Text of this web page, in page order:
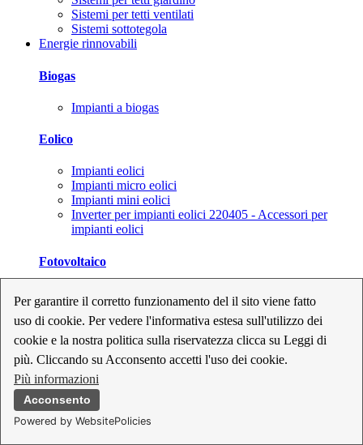
Per garantire il corretto funzionamento del il sito viene fatto
uso di cookie. Per vedere l'informativa estesa sull'utilizzo dei
cookie e la nostra politica sulla riservatezza clicca su Leggi di
più. Cliccando su Acconsento accetti l'uso dei cookie.
Più informazioni
Acconsento
Powered by WebsitePolicies
Sistemi per tetti ventilati
Sistemi sottotegola
Energie rinnovabili
Biogas
Impianti a biogas
Eolico
Impianti eolici
Impianti micro eolici
Impianti mini eolici
Inverter per impianti eolici 220405 - Accessori per
impianti eolici
Fotovoltaico
Inverter per impianti fotovoltaici
Kit per impianti fotovoltaici
Moduli fotovoltaici
Sistemi di monitoraggio per impianti fotovoltaici
Strumenti di collaudo e configurazione per impianti
fotovoltaici
Supporti per impianti fotovoltaici
Geotermia